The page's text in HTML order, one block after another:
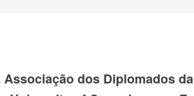
dos Diplomados